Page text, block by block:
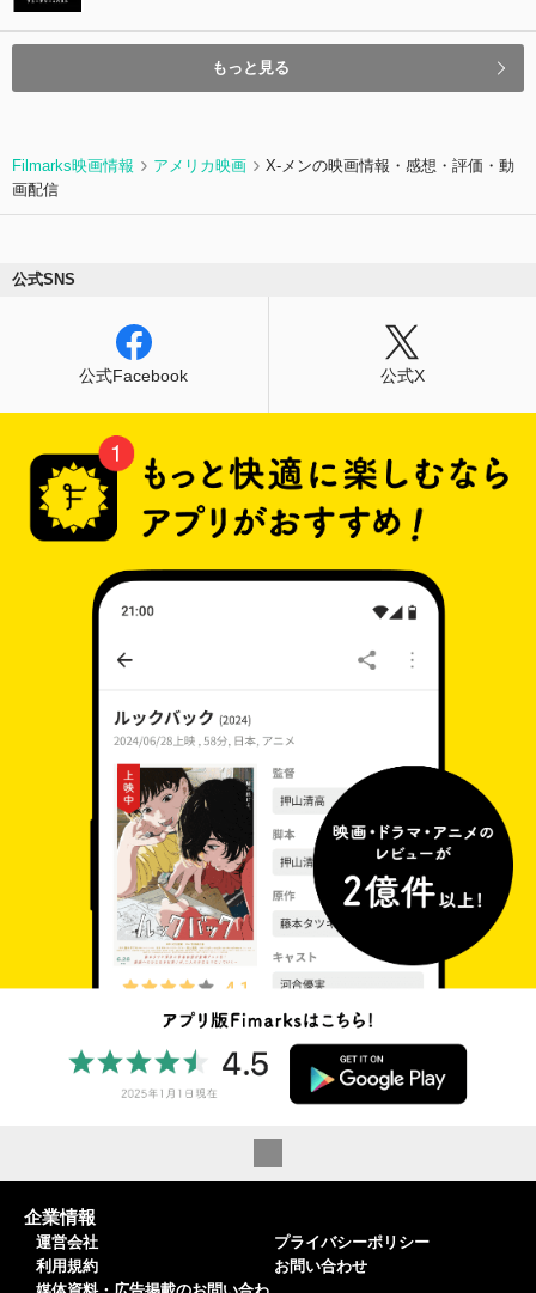
もっと見る
Filmarks映画情報 アメリカ映画
X-メンの映画情報・感想・評価・動
画配信
公式SNS
公式Facebook 公式X
企業情報
運営会社
利用規約
プライバシーポリシー
お問い合わせ